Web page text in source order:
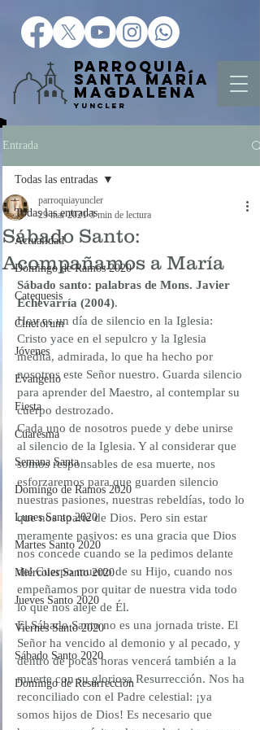
Parroquia
Santa María
Magdalena
Yuncler
Entrada
Todas las entradas
Actualidad
Domingo de Ramos 2020
Catequesis
Cinefórum
Jóvenes
Evangelio
Fiesta
Cuaresma
Semana Santa
Domingo de Ramos 2020
Lunes Santo 2020
Martes Santo 2020
Miércoles Santo 2020
Jueves Santo 2020
Viernes Santo 2020
Sábado Santo 2020
Domingo de Resurrección
Todas las entradas
Sábado Santo:
Acompañamos a María
parroquiayuncler
29 mar 2021 3 min de lectura
Sábado santo: palabras de Mons. Javier
Echevarría (2004).
Hoy es un día de silencio en la Iglesia:
Cristo yace en el sepulcro y la Iglesia
medita, admirada, lo que ha hecho por
nosotros este Señor nuestro. Guarda silencio
para aprender del Maestro, al contemplar su
cuerpo destrozado.
Cada uno de nosotros puede y debe unirse
al silencio de la Iglesia. Y al considerar que
somos responsables de esa muerte, nos
esforzaremos para que guarden silencio
nuestras pasiones, nuestras rebeldías, todo lo
que nos aparte de Dios. Pero sin estar
meramente pasivos: es una gracia que Dios
nos concede cuando se la pedimos delante
del Cuerpo muerto de su Hijo, cuando nos
empeñamos por quitar de nuestra vida todo
lo que nos aleje de Él.
El Sábado Santo no es una jornada triste. El
Señor ha vencido al demonio y al pecado, y
dentro de pocas horas vencerá también a la
muerte con su gloriosa Resurrección. Nos ha
reconciliado con el Padre celestial: ¡ya
somos hijos de Dios! Es necesario que